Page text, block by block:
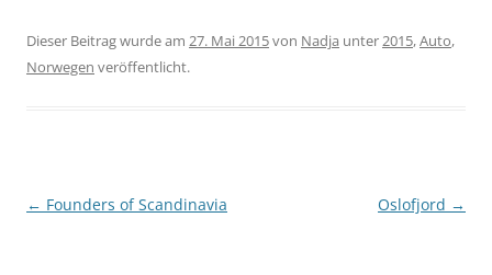
Dieser Beitrag wurde am 27. Mai 2015von Nadja unter2015,Auto,
Norwegen veröffentlicht.
Beitragsnavigation
← Founders of Scandinavia Oslofjord →